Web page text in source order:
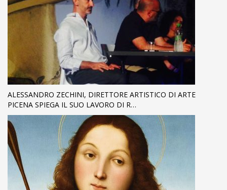
ALESSANDRO ZECHINI, DIRETTORE ARTISTICO DI ARTE
PICENA SPIEGA IL SUO LAVORO DI R…